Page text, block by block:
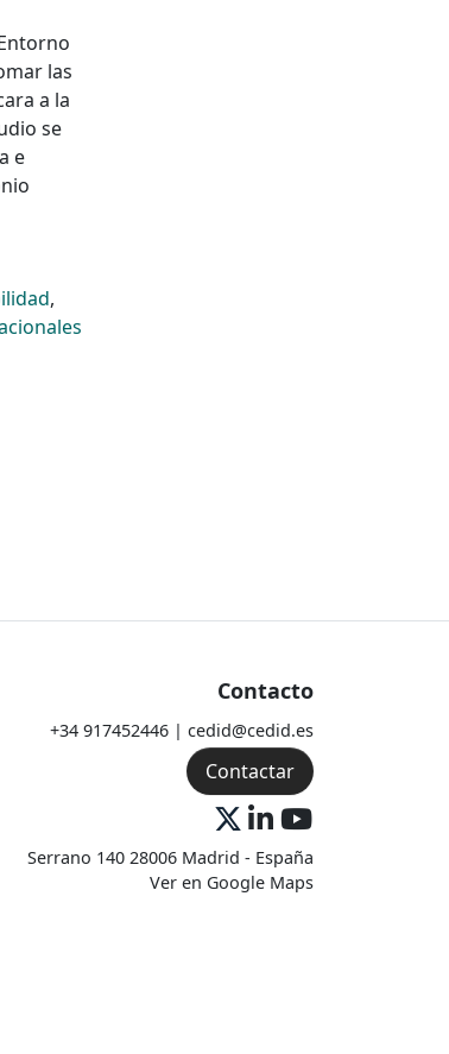
las
a la
se
e
,
Contacto
+34 917452446 | cedid@cedid.es
Contactar
Serrano 140 28006 Madrid - España
Ver en Google Maps